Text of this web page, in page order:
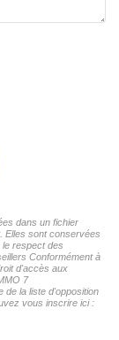
dans un fichier
Elles sont conservées
le respect des
Conformément à
d'accès aux
7
de la liste d'opposition
vous inscrire ici :